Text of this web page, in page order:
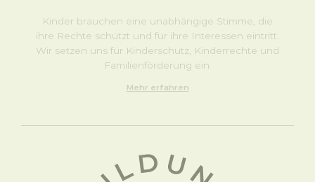
Kinder brauchen eine unabhängige Stimme, die
ihre Rechte schützt und für ihre Interessen eintritt.
Wir setzen uns für Kinderschutz, Kinderrechte und
Familienförderung ein.
Mehr erfahren